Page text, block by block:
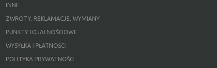
INNE
ZWROTY, REKLAMACJE, WYMIANY
PUNKTY LOJALNOŚCIOWE
WYSYŁKA I PŁATNOŚCI
POLITYKA PRYWATNOŚCI